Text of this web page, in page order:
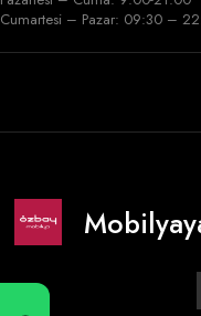
Cumartesi – Pazar: 09:30 –